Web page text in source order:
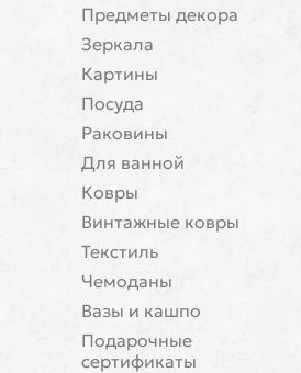
Предметы декора
Зеркала
Картины
Посуда
Раковины
Для ванной
Ковры
Винтажные ковры
Текстиль
Чемоданы
Вазы и кашпо
Подарочные
сертификаты